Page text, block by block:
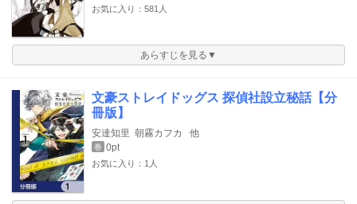
お気に入り：581人
あらすじを見る▼
文豪ストレイドッグス 探偵社設立秘話【分
冊版】
安達知里 朝霧カフカ 他
巻 0pt
お気に入り：1人